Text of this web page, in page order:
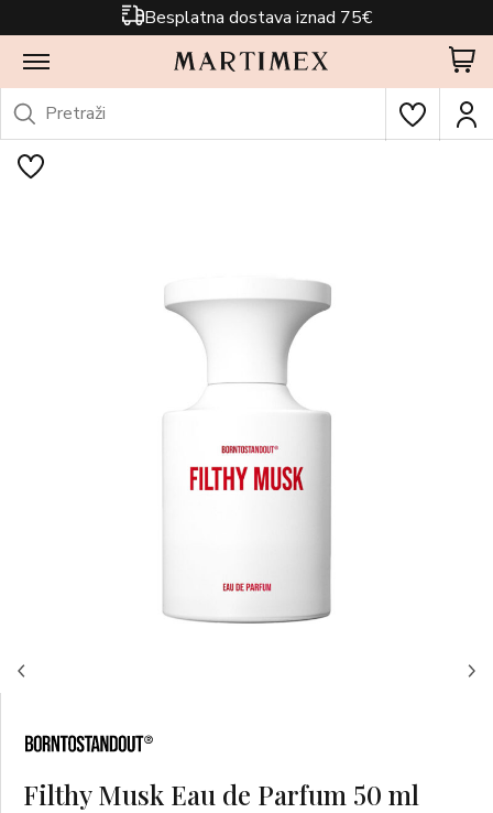
Besplatna dostava iznad 75€
Filthy Musk Eau de Parfum 50 ml